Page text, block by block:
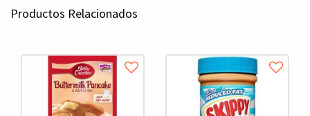
Productos Relacionados